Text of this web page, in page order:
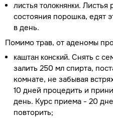
листья толокнянки. Листья
состояния порошка, едят
в день.
Помимо трав, от аденомы
каштан конский. Снять с
залить 250 мл спирта,
комнате, не забывая
10 дней процедить и
день. Курс приема - 20
повторить;